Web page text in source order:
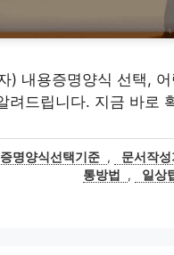
내용증명양식 선택,
려드립니다. 지금 바로
명양식선택기준 , 문서작
통방법
, 일상